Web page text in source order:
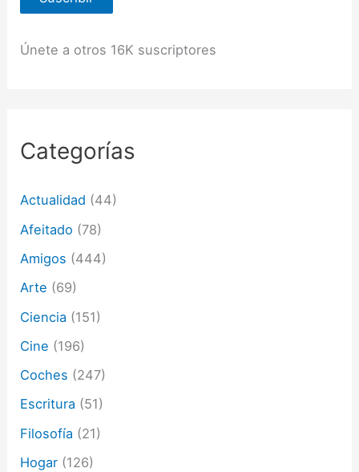
c
ó
r
r
e
e
c
r
n
c
o
Únete a otros 16K suscriptores
Categorías
Actualidad (44)
Afeitado (78)
Amigos (444)
Arte (69)
Ciencia (151)
Cine (196)
Coches (247)
Escritura (51)
Filosofía (21)
Hogar (126)